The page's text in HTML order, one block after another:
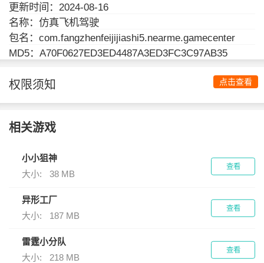
更新时间：2024-08-16
名称：仿真飞机驾驶
包名：com.fangzhenfeijijiashi5.nearme.gamecenter
MD5：A70F0627ED3ED4487A3ED3FC3C97AB35
权限须知 点击查看
相关游戏
小小狙神
大小:
38 MB
查看
异形工厂
大小:
187 MB
查看
雷霆小分队
大小:
218 MB
查看